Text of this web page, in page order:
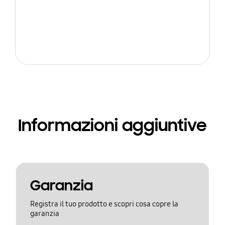
Informazioni aggiuntive
Garanzia
Registra il tuo prodotto e scopri cosa copre la
garanzia